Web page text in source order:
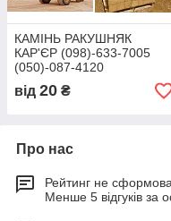
КАМІНЬ РАКУШНЯК
КАР'ЄР (098)-633-7005
(050)-087-4120
від 20 ₴
Про нас
Рейтинг не
Менше 5 відгуків за